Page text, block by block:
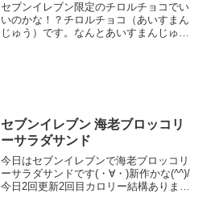
セブンイレブン限定のチロルチョコでい
いのかな！？チロルチョコ（あいすまん
じゅう）です。なんとあいすまんじゅう
セブンイレブン 海老ブロッコリ
ーサラダサンド
今日はセブンイレブンで海老ブロッコリ
ーサラダサンドです(・∀・)新作かな(^^)/
今日2回更新2回目カロリー結構あります